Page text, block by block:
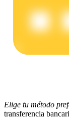
Alta
Elige tu método
transferencia